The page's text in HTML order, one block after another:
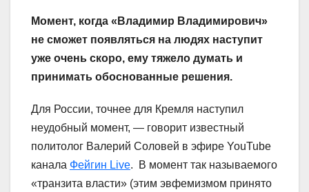
Момент, когда «Владимир Владимирович»
не сможет появляться на людях наступит
уже очень скоро, ему тяжело думать и
принимать обоснованные решения.
Для России, точнее для Кремля наступил
неудобный момент, — говорит известный
политолог Валерий Соловей в эфире YouTube
канала Фейгин Live. В момент так называемого
«транзита власти» (этим эвфемизмом принято